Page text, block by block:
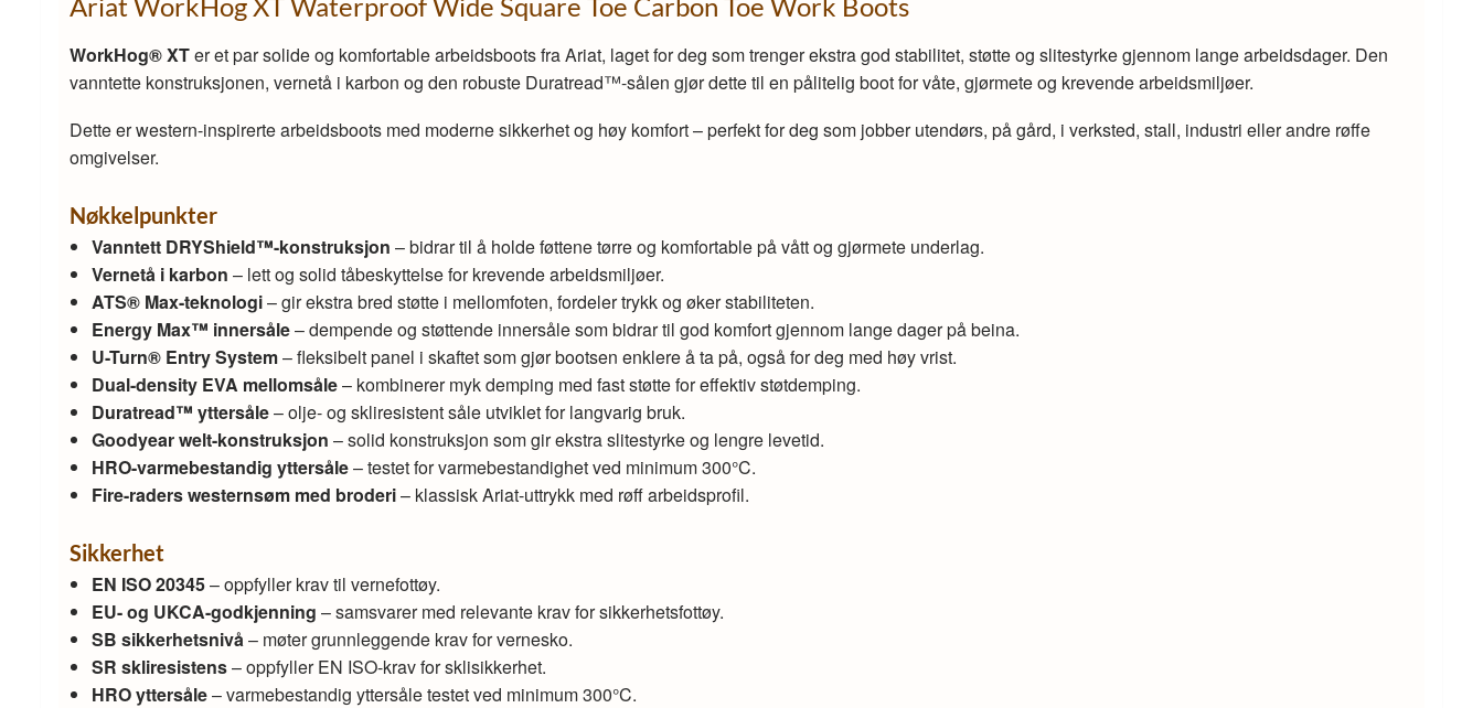
WorkHog® XTer et par solide og komfortable arbeidsboots fra Ariat, laget for deg som trenger ekstra god stabilitet, støtte og slitestyrke gjennom lange arbeidsdager. Den
vanntette konstruksjonen, vernetå i karbon og den robuste Duratread™-sålen gjør dette til en pålitelig boot for våte, gjørmete og krevende arbeidsmiljøer.
Dette er western-inspirerte arbeidsboots med moderne sikkerhet og høy komfort – perfekt for deg som jobber utendørs, på gård, i verksted, stall, industri eller andre røffe
omgivelser.
Nøkkelpunkter
Vanntett DRYShield™-konstruksjon – bidrar til å holde føttene tørre og komfortable på vått og gjørmete underlag.
Vernetå i karbon – lett og solid tåbeskyttelse for krevende arbeidsmiljøer.
ATS® Max-teknologi– gir ekstra bred støtte i mellomfoten, fordeler trykk og øker stabiliteten.
Energy Max™ innersåle– dempende og støttende innersåle som bidrar til god komfort gjennom lange dager på beina.
U-Turn® Entry System– fleksibelt panel i skaftet som gjør bootsen enklere å ta på, også for deg med høy vrist.
Dual-density EVA mellomsåle– kombinerer myk demping med fast støtte for effektiv støtdemping.
Duratread™ yttersåle– olje- og skliresistent såle utviklet for langvarig bruk.
Goodyear welt-konstruksjon – solid konstruksjon som gir ekstra slitestyrke og lengre levetid.
HRO-varmebestandig yttersåle– testet for varmebestandighet ved minimum 300°C.
Fire-raders westernsøm med broderi– klassisk Ariat-uttrykk med røff arbeidsprofil.
Sikkerhet
EN ISO 20345– oppfyller krav til vernefottøy.
EU- og UKCA-godkjenning – samsvarer med relevante krav for sikkerhetsfottøy.
SB sikkerhetsnivå– møter grunnleggende krav for vernesko.
SR skliresistens– oppfyller EN ISO-krav for sklisikkerhet.
HRO yttersåle– varmebestandig yttersåle testet ved minimum 300°C.